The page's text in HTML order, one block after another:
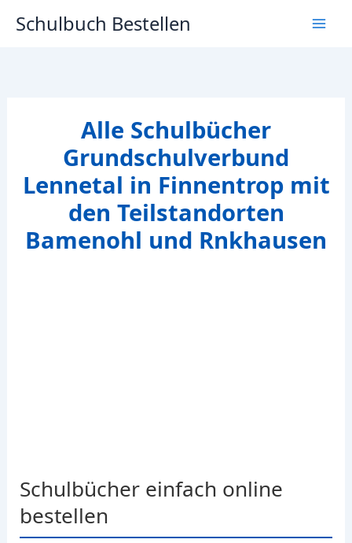
InhaltSchulbuch Bestellen
Alle Schulbücher
Grundschulverbund
Lennetal in Finnentrop mit
den Teilstandorten
Bamenohl und Rnkhausen
Schulbücher einfach online
bestellen